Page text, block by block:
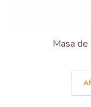
Masa